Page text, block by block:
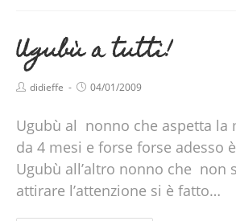
Ugubù a tutti!
didieffe 04/01/2009
Ugubù al nonno che aspetta la
da 4 mesi e forse forse adesso
Ugubù all’altro nonno che non
attirare l’attenzione si è fatto…